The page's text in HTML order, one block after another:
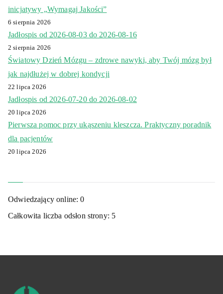
inicjatywy „Wymagaj Jakości”
6 sierpnia 2026
Jadłospis od 2026-08-03 do 2026-08-16
2 sierpnia 2026
Światowy Dzień Mózgu – zdrowe nawyki, aby Twój mózg był
jak najdłużej w dobrej kondycji
22 lipca 2026
Jadłospis od 2026-07-20 do 2026-08-02
20 lipca 2026
Pierwsza pomoc przy ukąszeniu kleszcza. Praktyczny poradnik
dla pacjentów
20 lipca 2026
Odwiedzający online:0
Całkowita liczba odsłon strony: 5